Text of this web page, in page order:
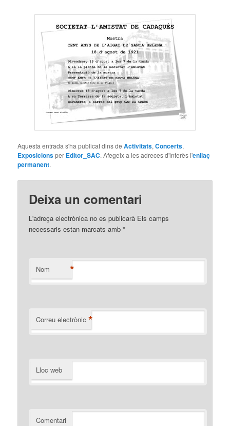
Aquesta entrada s'ha publicat dins deActivitats,Concerts,
Exposicionsper Editor_SAC. Afegeix a les adreces d'interès l'enllaç
permanent.
Deixa un comentari
L'adreça electrònica no es publicarà Els camps
necessaris estan marcats amb*
Nom *
Correu electrònic *
Lloc web
Comentari